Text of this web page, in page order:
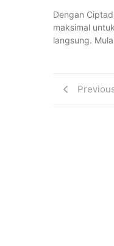
Dengan
maksimal
langsung.